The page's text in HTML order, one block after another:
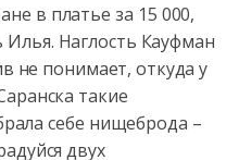
в платье за 15 000,
Наглость Кауфман
не понимает, откуда у
такие
себе нищеброда –
двух